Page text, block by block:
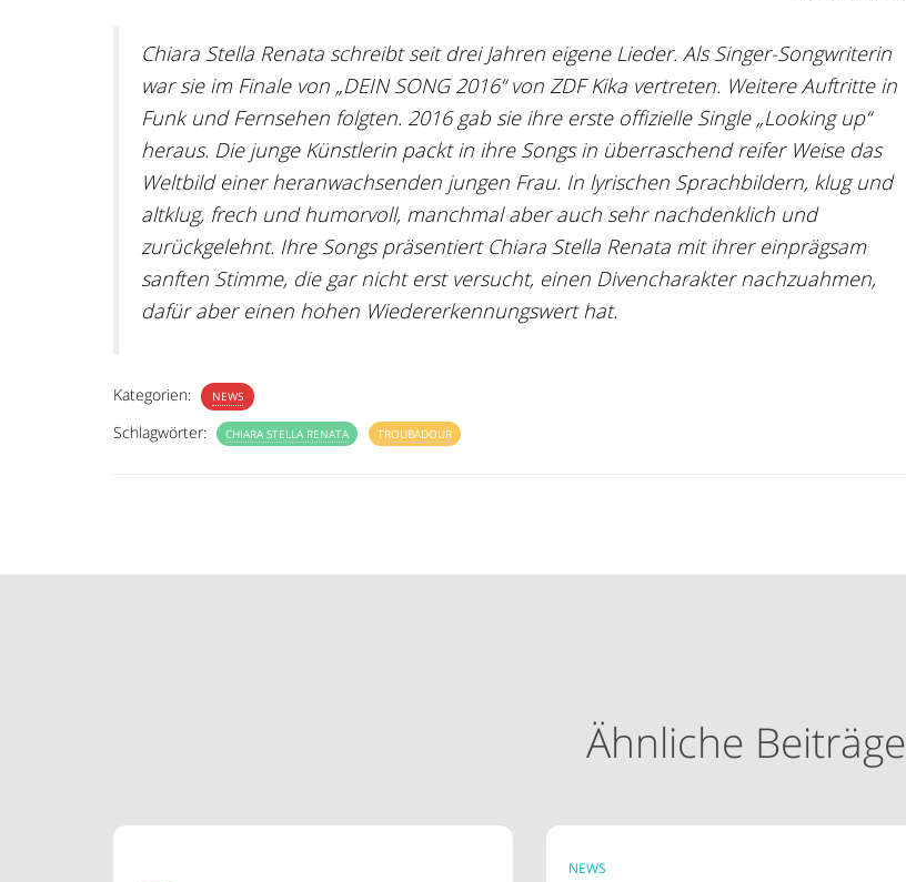
Chiara Stella Renata schreibt seit drei Jahren eigene Lieder. Als Singer-Songwriterin
war sie im Finale von „DEIN SONG 2016“ von ZDF Kika vertreten. Weitere Auftritte in
Funk und Fernsehen folgten. 2016 gab sie ihre erste offizielle Single „Looking up“
heraus. Die junge Künstlerin packt in ihre Songs in überraschend reifer Weise das
Weltbild einer heranwachsenden jungen Frau. In lyrischen Sprachbildern, klug und
altklug, frech und humorvoll, manchmal aber auch sehr nachdenklich und
zurückgelehnt. Ihre Songs präsentiert Chiara Stella Renata mit ihrer einprägsam
sanften Stimme, die gar nicht erst versucht, einen Divencharakter nachzuahmen,
dafür aber einen hohen Wiedererkennungswert hat.
Kategorien: NEWS
Schlagwörter: CHIARA STELLA RENATA TROUBADOUR
Ähnliche Beiträge
NEWS